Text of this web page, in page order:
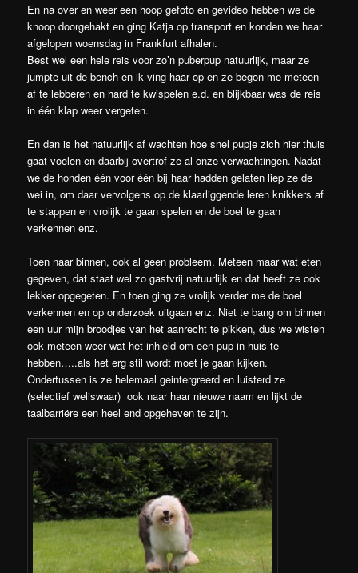
En na over en weer een hoop gefoto en gevideo hebben we de
knoop doorgehakt en ging Katja op transport en konden we haar
afgelopen woensdag in Frankfurt afhalen.
Best wel een hele reis voor zo’n puberpup natuurlijk, maar ze
jumpte uit de bench en ik ving haar op en ze begon me meteen
af te lebberen en hard te kwispelen e.d. en blijkbaar was de reis
in één klap weer vergeten.
En dan is het natuurlijk af wachten hoe snel pupje zich hier thuis
gaat voelen en daarbij overtrof ze al onze verwachtingen. Nadat
we de honden één voor één bij haar hadden gelaten liep ze de
wei in, om daar vervolgens op de klaarliggende leren knikkers af
te stappen en vrolijk te gaan spelen en de boel te gaan
verkennen enz.
Toen naar binnen, ook al geen probleem. Meteen maar wat eten
gegeven, dat staat wel zo gastvrij natuurlijk en dat heeft ze ook
lekker opgegeten. En toen ging ze vrolijk verder me de boel
verkennen en op onderzoek uitgaan enz. Niet te bang om binnen
een uur mijn broodjes van het aanrecht te pikken, dus we wisten
ook meteen weer wat het inhield om een pup in huis te
hebben…..als het erg stil wordt moet je gaan kijken.
Ondertussen is ze helemaal geintergreerd en luisterd ze
(selectief weliswaar) ook naar haar nieuwe naam en lijkt de
taalbarriëre een heel end opgeheven te zijn.